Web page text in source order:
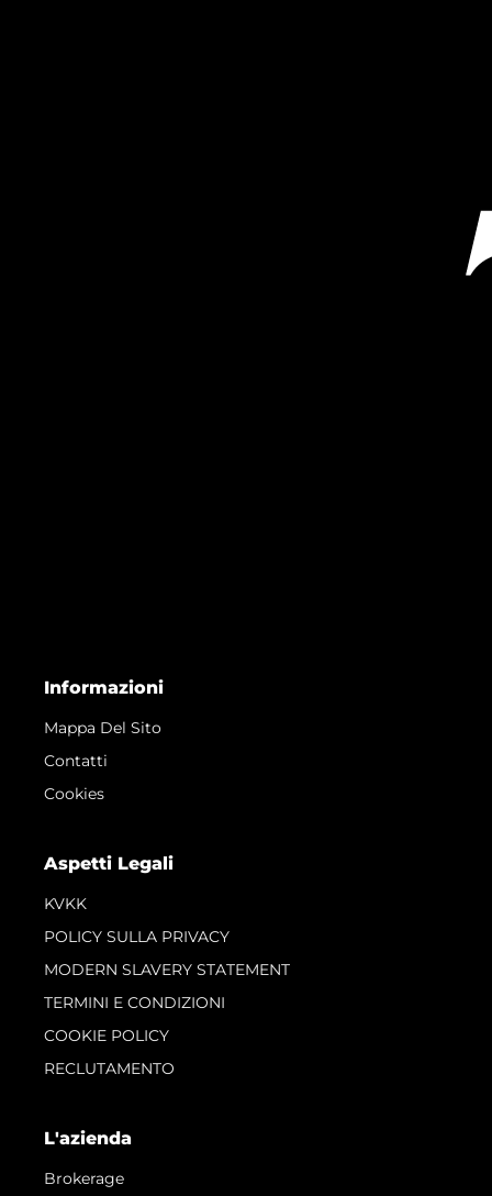
Informazioni
Mappa Del Sito
Contatti
Cookies
Aspetti Legali
KVKK
POLICY SULLA PRIVACY
MODERN SLAVERY STATEMENT
TERMINI E CONDIZIONI
COOKIE POLICY
RECLUTAMENTO
L'azienda
Brokerage